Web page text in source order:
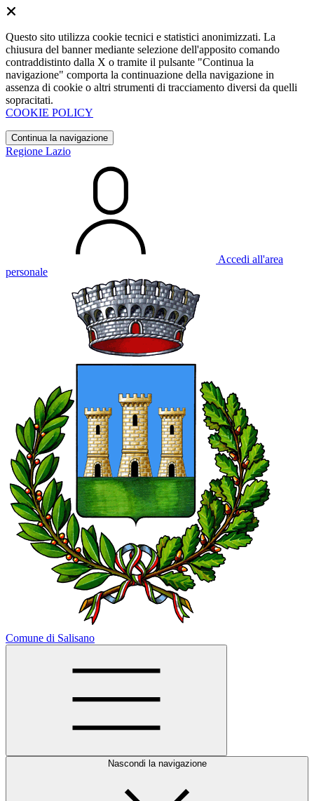
Questo sito utilizza cookie tecnici e statistici anonimizzati. La
chiusura del banner mediante selezione dell'apposito comando
contraddistinto dalla X o tramite il pulsante "Continua la
navigazione" comporta la continuazione della navigazione in
assenza di cookie o altri strumenti di tracciamento diversi da quelli
sopracitati.
COOKIE POLICY
Continua la navigazione
Regione Lazio
Accedi all'area
personale
Comune di Salisano
Nascondi la navigazione